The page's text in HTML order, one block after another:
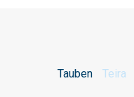
Tauben Teira